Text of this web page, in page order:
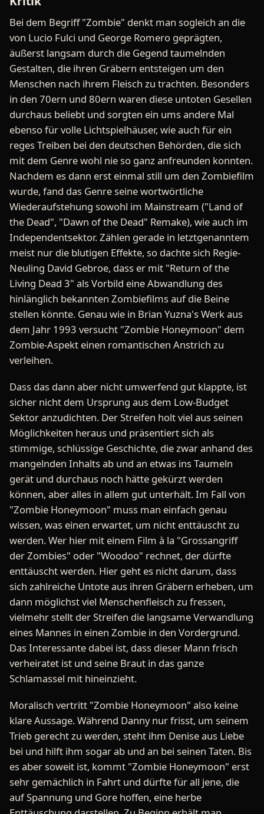
Bei dem Begriff "Zombie" denkt man sogleich an die
von Lucio Fulci und George Romero geprägten,
äußerst langsam durch die Gegend taumelnden
Gestalten, die ihren Gräbern entsteigen um den
Menschen nach ihrem Fleisch zu trachten. Besonders
in den 70ern und 80ern waren diese untoten Gesellen
durchaus beliebt und sorgten ein ums andere Mal
ebenso für volle Lichtspielhäuser, wie auch für ein
reges Treiben bei den deutschen Behörden, die sich
mit dem Genre wohl nie so ganz anfreunden konnten.
Nachdem es dann erst einmal still um den Zombiefilm
wurde, fand das Genre seine wortwörtliche
Wiederaufstehung sowohl im Mainstream ("Land of
the Dead", "Dawn of the Dead" Remake), wie auch im
Independentsektor. Zählen gerade in letztgenanntem
meist nur die blutigen Effekte, so dachte sich Regie-
Neuling David Gebroe, dass er mit "Return of the
Living Dead 3" als Vorbild eine Abwandlung des
hinlänglich bekannten Zombiefilms auf die Beine
stellen könnte. Genau wie in Brian Yuzna's Werk aus
dem Jahr 1993 versucht "Zombie Honeymoon" dem
Zombie-Aspekt einen romantischen Anstrich zu
verleihen.
Dass das dann aber nicht umwerfend gut klappte, ist
sicher nicht dem Ursprung aus dem Low-Budget
Sektor anzudichten. Der Streifen holt viel aus seinen
Möglichkeiten heraus und präsentiert sich als
stimmige, schlüssige Geschichte, die zwar anhand des
mangelnden Inhalts ab und an etwas ins Taumeln
gerät und durchaus noch hätte gekürzt werden
können, aber alles in allem gut unterhält. Im Fall von
"Zombie Honeymoon" muss man einfach genau
wissen, was einen erwartet, um nicht enttäuscht zu
werden. Wer hier mit einem Film à la "Grossangriff
der Zombies" oder "Woodoo" rechnet, der dürfte
enttäuscht werden. Hier geht es nicht darum, dass
sich zahlreiche Untote aus ihren Gräbern erheben, um
dann möglichst viel Menschenfleisch zu fressen,
vielmehr stellt der Streifen die langsame Verwandlung
eines Mannes in einen Zombie in den Vordergrund.
Das Interessante dabei ist, dass dieser Mann frisch
verheiratet ist und seine Braut in das ganze
Schlamassel mit hineinzieht.
Moralisch vertritt "Zombie Honeymoon" also keine
klare Aussage. Während Danny nur frisst, um seinem
Trieb gerecht zu werden, steht ihm Denise aus Liebe
bei und hilft ihm sogar ab und an bei seinen Taten. Bis
es aber soweit ist, kommt "Zombie Honeymoon" erst
sehr gemächlich in Fahrt und dürfte für all jene, die
auf Spannung und Gore hoffen, eine herbe